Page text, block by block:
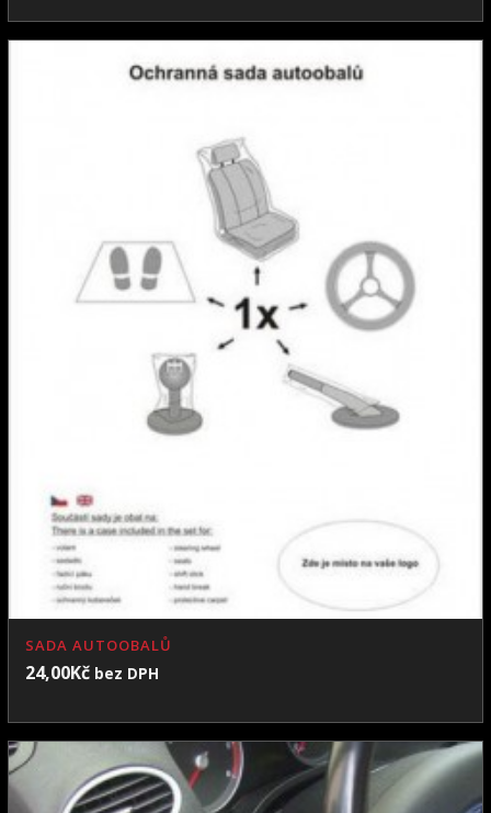
SADA AUTOOBALŮ
24,00Kč bez DPH